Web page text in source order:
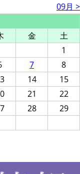
09月 >
金
土
1
7
8
14
15
21
22
28
29